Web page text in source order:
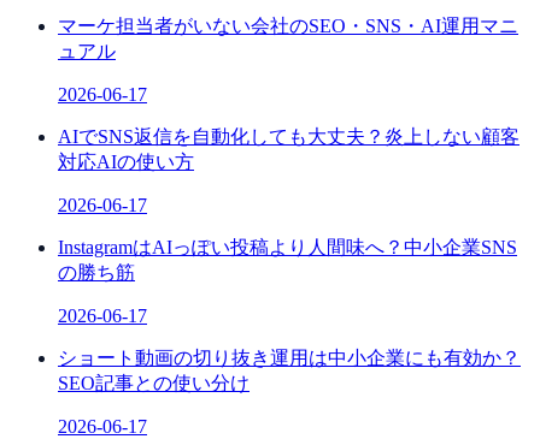
マーケ担当者がいない会社のSEO・SNS・AI運用マニ
ュアル
2026-06-17
AIでSNS返信を自動化しても大丈夫？炎上しない顧客
対応AIの使い方
2026-06-17
InstagramはAIっぽい投稿より人間味へ？中小企業SNS
の勝ち筋
2026-06-17
ショート動画の切り抜き運用は中小企業にも有効か？
SEO記事との使い分け
2026-06-17